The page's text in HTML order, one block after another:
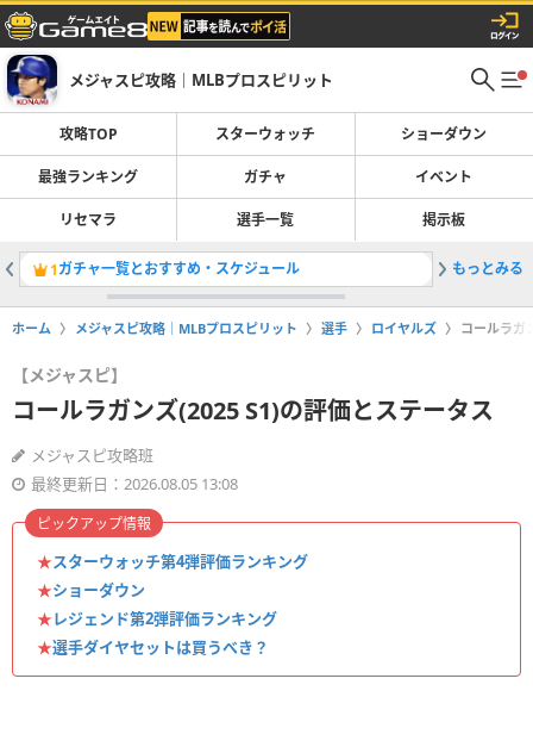
メジャスピ攻略｜MLBプロスピリット
攻略TOP スターウォッチ ショーダウン
最強ランキング ガチャ イベント
リセマラ 選手一覧 掲示板
1ガチャ一覧とおすすめ・スケジュール 2レジェ
もっとみる
ホーム メジャスピ攻略｜MLBプロスピリット 選手 ロイヤルズ コールラガ
【メジャスピ】
コールラガンズ(2025 S1)の評価とステータス
メジャスピ攻略班
最終更新日：2026.08.05 13:08
★スターウォッチ第4弾評価ランキング
★ショーダウン
★レジェンド第2弾評価ランキング
★選手ダイヤセットは買うべき？
ピックアップ情報